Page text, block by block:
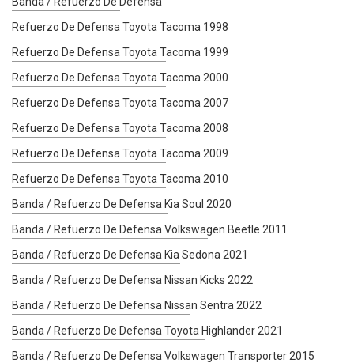
Refuerzo De Defensa Toyota Tacoma 1998
Refuerzo De Defensa Toyota Tacoma 1999
Refuerzo De Defensa Toyota Tacoma 2000
Refuerzo De Defensa Toyota Tacoma 2007
Refuerzo De Defensa Toyota Tacoma 2008
Refuerzo De Defensa Toyota Tacoma 2009
Refuerzo De Defensa Toyota Tacoma 2010
Banda / Refuerzo De Defensa Kia Soul 2020
Banda / Refuerzo De Defensa Volkswagen Beetle 2011
Banda / Refuerzo De Defensa Kia Sedona 2021
Banda / Refuerzo De Defensa Nissan Kicks 2022
Banda / Refuerzo De Defensa Nissan Sentra 2022
Banda / Refuerzo De Defensa Toyota Highlander 2021
Banda / Refuerzo De Defensa Volkswagen Transporter 2015